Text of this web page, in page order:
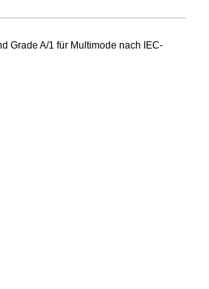
Grade A/1 für Multimode nach IEC-